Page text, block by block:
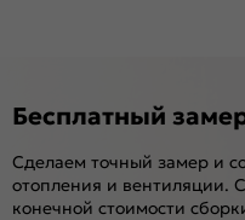
Бесплатный
Сделаем точный замер и
отопления и вентиляции.
конечной стоимости